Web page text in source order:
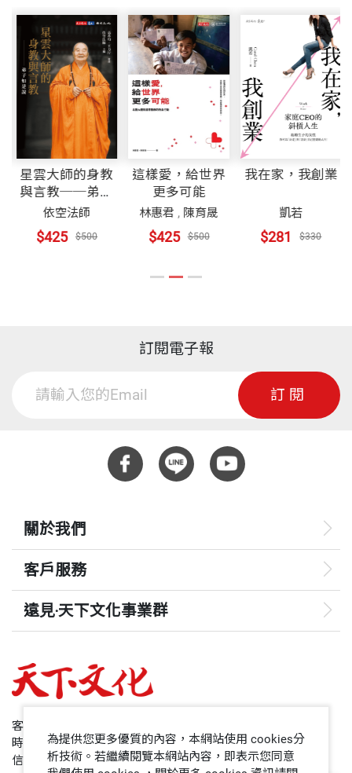
改革驚豔——從荒草到醫學中心
升格之戰——每個環節都是國際級
品質把關金鑰——用ＪＣＩ評鑑引導全體系大躍進
強化醫師陣容——教授級醫師來相挺
護理生力軍——要通過ＩＳＯ，也要賓至如歸
打開知名度——國際媒體都讚嘆的醫療奇蹟
號召志工——在戲劇中玩出丙上人生
抗癌二十年——從秋菊姐到秋菊阿姨
附錄：北醫體系大事紀
大家不斷努力，北醫大、附醫、萬芳、雙和，均一一
通過國家品質獎的考驗，為國內醫學教育及醫療體系
追求品質提升，樹
立典範；惕勵的是品質是一條永無
止境的道路，我們必須保持高度熱情與強烈企圖心，
持續擦亮品質金字招牌，才能在今天競爭激烈的環境
下，創新發展、邁向國際，否則品質將如「逆水行
舟，不進則退」。
有很多人常問我，為何北醫體系努力從事教育與醫療
品質的改善與提升，並全力參與國家品質獎的活動；
業界的品質管理，全面提升教育與醫療品質，才能符
教育的重鎮，負有為國家培養優秀醫
護專業人員的責任，而三家附設醫院也具有維護全民
健康的使命；因此，近十年來，不斷致力於教育與醫
漸走出自己的路。而透過參與國家品質獎的焠煉與挑
戰，讓我們將品質落實到日常工作中，貫徹品質就是
品牌與素質，就是尊嚴的真諦。
事實上，教育與醫療具有社會企業責任（CSR），臺
質管理（TQM）理念導入學校治理體系，藉以有效帶
動學校管理效能，提升教學、研究、服務與輔導的品
質，因而躋身國際一流大學。另外，在醫療工作上，
附醫、萬芳、雙和經由品質改善與提升，強化醫療服
長期從事醫藥及科技科普寫作，著有《熱血奔騰
Building fo
r Health
：航向健康的舵手》、《愛從赤道零度開始：臺北
醫學大學醫者烙印非洲之旅》、《他們都愛健康》、《白
袍下的熱血：臺北醫學大學在非洲行醫的故事
等十餘本
出版社 天下文化
裝幀
開本 17×23cm
頁數
重量 448
星雲大師的身教
與言教──弟子
如是說
依空法師
$425 $500
這樣愛，給世界
更多可能
林惠君, 陳育晟
$425 $500
我在家，我創業
凱若
$281 $330
訂閱電子報
訂閱
關於我們
客戶服務
遠見‧天下文化事業群
哈佛商業評論
領導影響力學院
客服專線：+886 2 2662-0012
時間：週一~週五9:00~12:30;13:30~17:00
信箱：service@cwgv.com.tw
為提供您更多優質的內容，本網站使用 cookies分
析技術。若繼續閱覽本網站內容，即表示您同意